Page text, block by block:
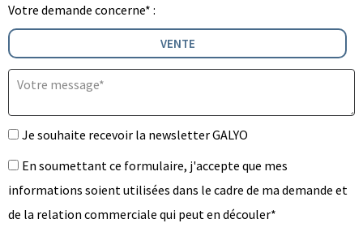
Votre demande concerne* :
VENTE
Votre message* :
Je souhaite recevoir la newsletter GALYO
En soumettant ce formulaire, j'accepte que mes
informations soient utilisées dans le cadre de ma demande et
de la relation commerciale qui peut en découler*